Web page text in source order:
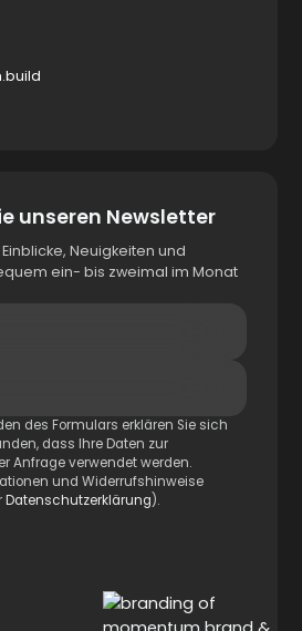
unseren Newsletter
Neuigkeiten und
ein- bis zweimal im Monat
des Formulars erklären Sie sich
dass Ihre Daten zur
Anfrage verwendet werden.
und Widerrufshinweise
Datenschutzerklärung).